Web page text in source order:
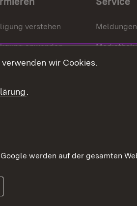
verstehen
anwenden
stärken
Meldungen
Mediathek
wir Cookies.
.
werden auf der gesamten